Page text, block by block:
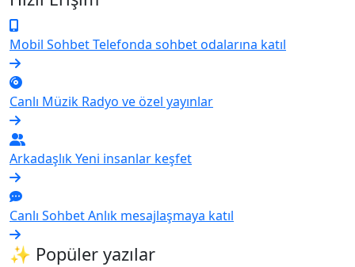
Mobil SohbetTelefonda sohbet odalarına katıl
Canlı Müzik Radyo ve özel yayınlar
ArkadaşlıkYeni insanlar keşfet
Canlı SohbetAnlık mesajlaşmaya katıl
✨ Popüler yazılar